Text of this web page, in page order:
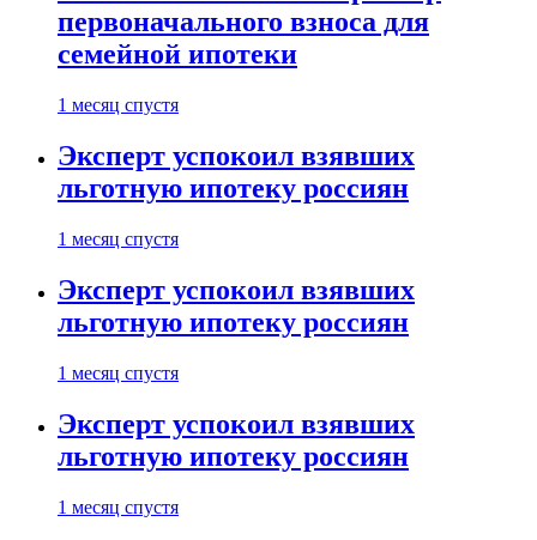
первоначального взноса для
семейной ипотеки
1 месяц спустя
Эксперт успокоил взявших
льготную ипотеку россиян
1 месяц спустя
Эксперт успокоил взявших
льготную ипотеку россиян
1 месяц спустя
Эксперт успокоил взявших
льготную ипотеку россиян
1 месяц спустя